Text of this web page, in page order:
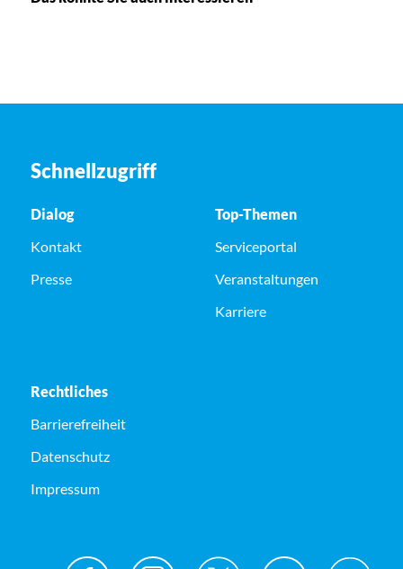
Schnellzugriff
Dialog
Kontakt
Presse
Top-Themen
Serviceportal
Veranstaltungen
Karriere
Rechtliches
Barrierefreiheit
Datenschutz
Impressum